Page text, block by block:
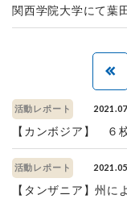
関西学院大学にて葉
活動レポート
【カンボジア】 ６
活動レポート
【タンザニア】州に